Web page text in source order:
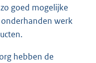
goed mogelijke
werk
hebben de